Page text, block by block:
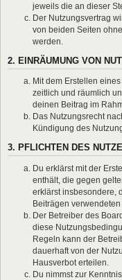
jeweils die an dieser
Der Nutzungsvertrag
von beiden Seiten
werden.
2. EINRÄUMUNG VON
Mit dem Erstellen
zeitlich und räumlich
deinen Beitrag im
Das Nutzungsrecht
Kündigung des
3. PFLICHTEN DES
Du erklärst mit der
enthält, die gegen
erklärst insbesondere,
Beiträgen
Der Betreiber des
diese
Regeln kann der
dauerhaft von der
Hausverbot erteilen.
Du nimmst zur